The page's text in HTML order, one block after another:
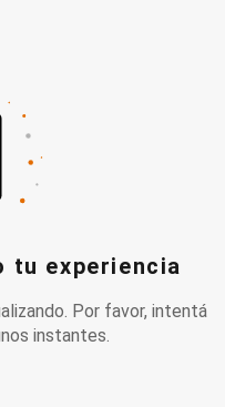
tu experiencia
Por favor, intentá
instantes.